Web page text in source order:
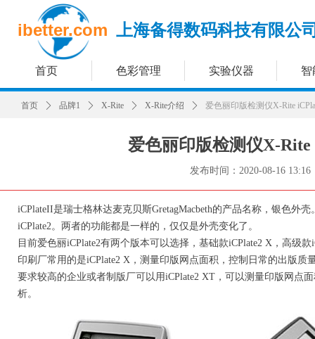
首页 色彩管理 实验仪器 智
ibetter.com 上海备得数码科技有限公
爱色丽印版检测仪X-
发布时间： 2020-08-16 13:16
iCPlateII是瑞士格林达麦克贝斯GretagMacbeth的产品名称，银色外
iCPlate2。两者的功能都是一样的，仅仅是外壳变化了。
目前爱色丽iCPlate2有两个版本可以选择，基础款iCPlate2 X，高级款
印刷厂常用的是iCPlate2 X，测量印版网点面积，控制日常的出版质
要求较高的企业或者制版厂可以用iCPlate2 XT，可以测量印版网点
析。
首页 ꄲ 品牌1 ꄲ X-Rite ꄲ X-Rite介绍 ꄲ 爱色丽印版检测仪X-Rite